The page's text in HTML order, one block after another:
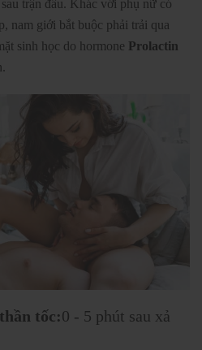
trận đấu. Khác với phụ nữ có
nam giới bắt buộc phải trải qua
sinh học do hormone Prolactin
tốc:0 - 5 phút sau xả